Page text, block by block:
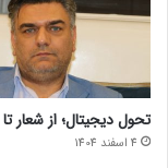
تحول دیجیتال؛ از شعار تا
4 اسفند 1404